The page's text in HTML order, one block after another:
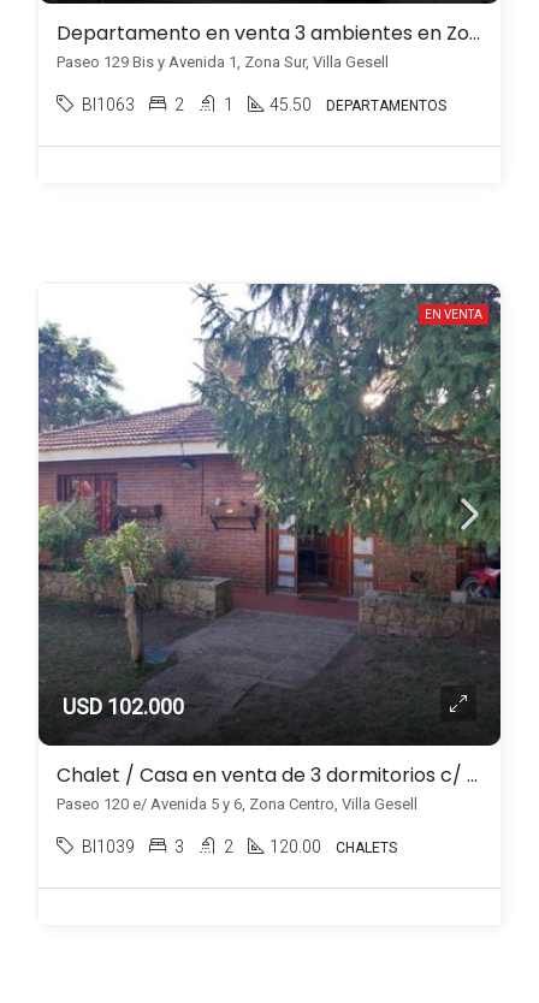
Departamento en venta 3 ambientes en Zona Sur
Paseo 129 Bis y Avenida 1, Zona Sur, Villa Gesell
BI1063 2 1 45.50 DEPARTAMENTOS
EN VENTA
USD 102.000
Chalet / Casa en venta de 3 dormitorios c/ garaje en Zona Centro
Paseo 120 e/ Avenida 5 y 6, Zona Centro, Villa Gesell
BI1039 3 2 120.00 CHALETS